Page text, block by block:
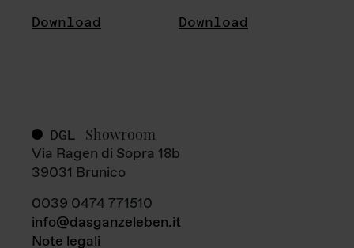
Download Download
DGL Showroom
Via Ragen di Sopra 18b
39031 Brunico
0039 0474 771510
info@dasganzeleben.it
Note legali